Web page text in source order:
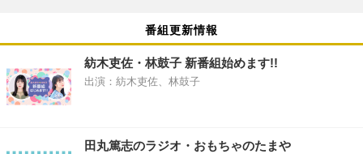
番組更新情報
紡木吏佐・林鼓子 新番組始めます!!
出演：紡木吏佐、林鼓子
田丸篤志のラジオ・おもちゃのたまや